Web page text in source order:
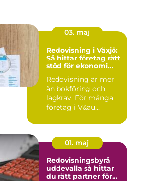
03. maj
Redovisning i Växjö:
Så hittar företag rätt
stöd för ekonomi
Redovisning är mer
än bokföring och
lagkrav. För många
företag i V&au...
01. maj
Redovisningsbyrå
uddevalla så hittar
du rätt partner för